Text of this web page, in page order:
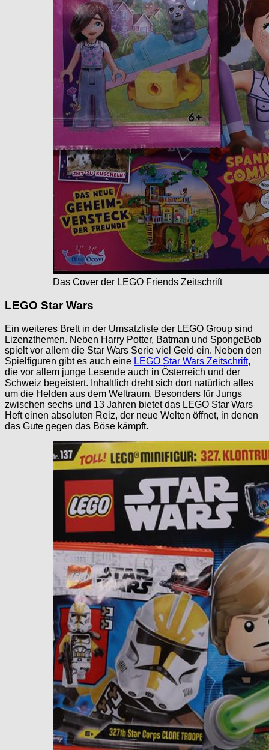
Das Cover der LEGO Friends Zeitschrift
LEGO Star Wars
Ein weiteres Brett in der Umsatzliste der LEGO Group sind
Lizenzthemen. Neben Harry Potter, Batman und SpongeBob
spielt vor allem die Star Wars Serie viel Geld ein. Neben den
Spielfiguren gibt es auch eine LEGO Star Wars Zeitschrift,
die vor allem junge Lesende auch in Österreich und der
Schweiz begeistert. Inhaltlich dreht sich dort natürlich alles
um die Helden aus dem Weltraum. Besonders für Jungs
zwischen sechs und 13 Jahren bietet das LEGO Star Wars
Heft einen absoluten Reiz, der neue Welten öffnet, in denen
das Gute gegen das Böse kämpft.